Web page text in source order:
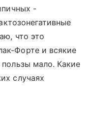
-
что это
Форте и всякие
мало. Какие
случаях